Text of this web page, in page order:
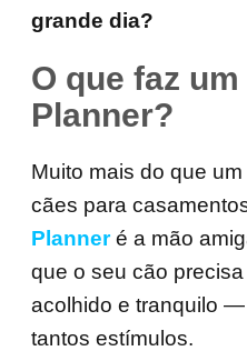
grande dia?
O que faz
Planner?
Muito mais do que
cães para
Planner é a mão
que o seu cão
acolhido e tranquilo
tantos estímulos.